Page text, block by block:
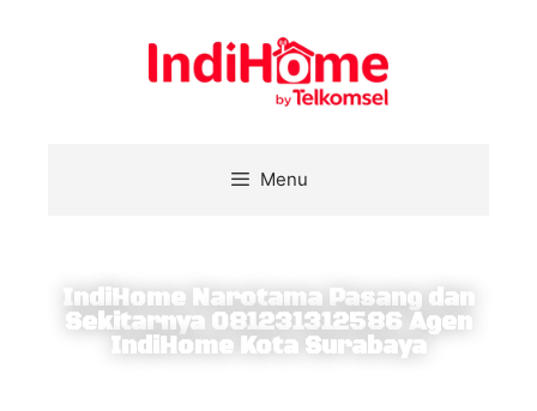
Menu
IndiHome Narotama Pasang dan
Sekitarnya 081231312586 Agen
IndiHome Kota Surabaya